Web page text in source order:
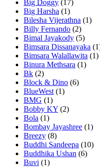
Big Doggy (17)
Big Harsha (1)
Bilesha Vijerathna (1)
Billy Fernando (2)
Bimal Jayakody (5)
Bimsara Dissanayaka
Bimsara Walallawita (1)
Binura Methsara (1)
Bk (2)
Block & Dino (6)
BlueWest (1)
BMG (1)
Bobby KY (2)
Bola (1)
Bombay Jayashree (1)
Breezy (8)
Buddhi Sandeepa (10)
Buddhika Ushan (6)
Buvi (1)